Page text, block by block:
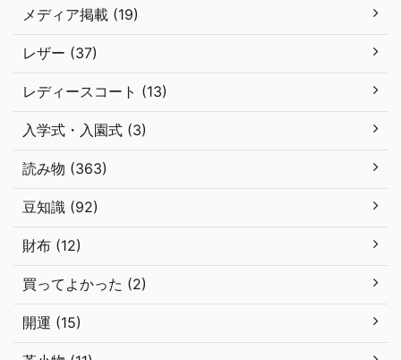
メディア掲載 (19)
レザー (37)
レディースコート (13)
入学式・入園式 (3)
読み物 (363)
豆知識 (92)
財布 (12)
買ってよかった (2)
開運 (15)